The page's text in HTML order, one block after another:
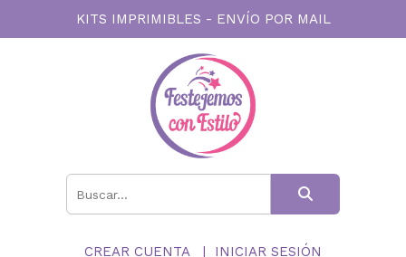
KITS IMPRIMIBLES - ENVÍO POR MAIL
CREAR CUENTA INICIAR SESIÓN